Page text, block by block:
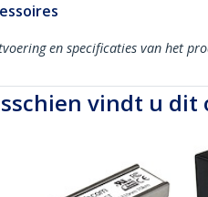
en specificaties van het
vindt u dit